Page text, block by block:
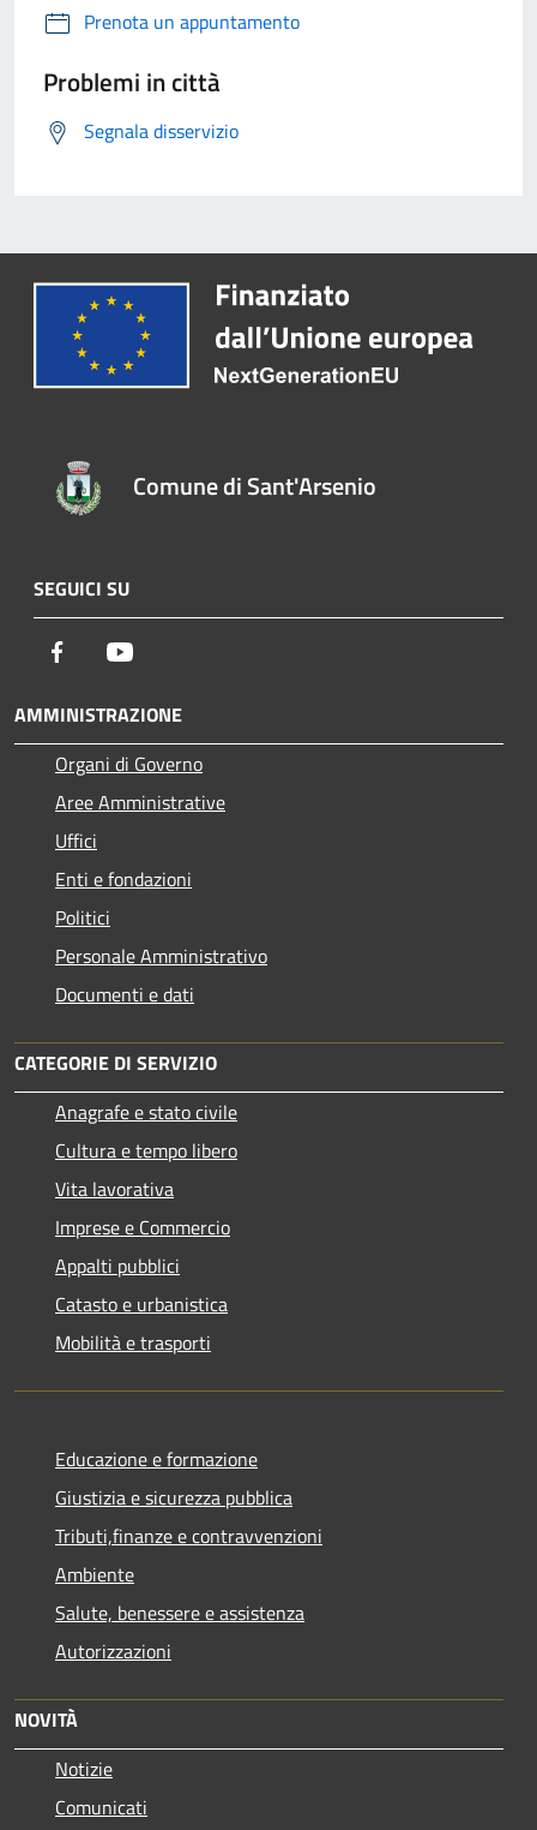
Prenota un appuntamento
Problemi in città
Segnala disservizio
Comune di Sant'Arsenio
SEGUICI SU
Facebook
AMMINISTRAZIONE
Organi di Governo
Aree Amministrative
Uffici
Enti e fondazioni
Politici
Personale Amministrativo
Documenti e dati
CATEGORIE DI SERVIZIO
Anagrafe e stato civile
Cultura e tempo libero
Vita lavorativa
Imprese e Commercio
Appalti pubblici
Catasto e urbanistica
Mobilità e trasporti
Educazione e formazione
Giustizia e sicurezza pubblica
Tributi,finanze e contravvenzioni
Ambiente
Salute, benessere e assistenza
Autorizzazioni
NOVITÀ
Notizie
Comunicati